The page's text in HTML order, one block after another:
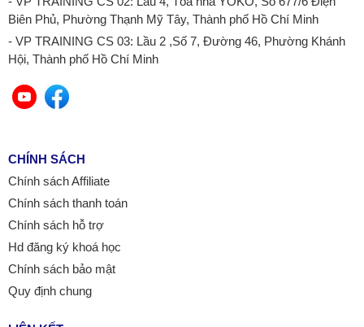
Biên Phủ, Phường Thạnh Mỹ Tây, Thành phố Hồ Chí Minh
- VP TRAINING CS 03: Lầu 2 ,Số 7, Đường 46, Phường Khánh
Hội, Thành phố Hồ Chí Minh
CHÍNH SÁCH
Chính sách Affiliate
Chính sách thanh toán
Chính sách hỗ trợ
Hd đăng ký khoá học
Chính sách bảo mật
Quy định chung